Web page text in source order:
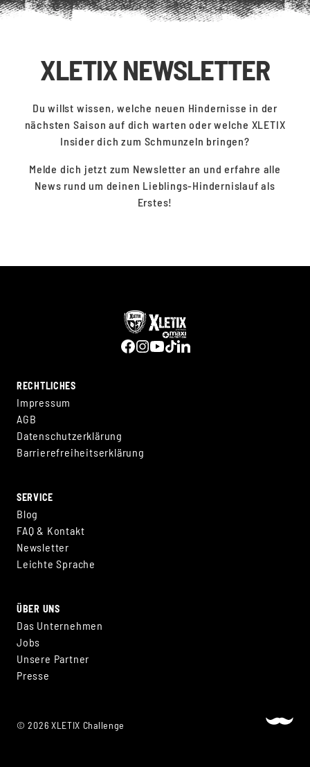
XLETIX NEWSLETTER
Du willst wissen, welche neuen Hindernisse in der
nächsten Saison auf dich warten oder welche XLETIX
Insider dich zum Schmunzeln bringen?
Melde dich jetzt zum Newsletter an und erfahre alle
News rund um deinen Lieblings-Hindernislauf als
Erstes!
RECHTLICHES
Impressum
AGB
Datenschutzerklärung
Barrierefreiheitserklärung
SERVICE
Blog
FAQ & Kontakt
Newsletter
Leichte Sprache
ÜBER UNS
Das Unternehmen
Jobs
Unsere Partner
Presse
© 2026 XLETIX Challenge